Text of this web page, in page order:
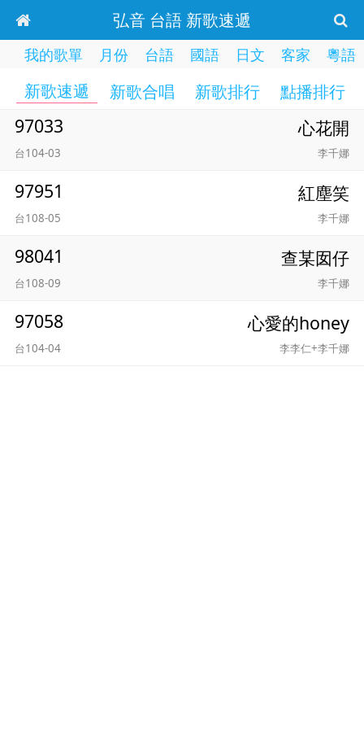
弘音 台語 新歌速遞
我的歌單 月份 台語 國語 日文 客家 粵語
新歌速遞 新歌合唱 新歌排行 點播排行
97033 心花開
台104-03 李千娜
97951 紅塵笑
台108-05 李千娜
98041 查某囡仔
台108-09 李千娜
97058 心愛的honey
台104-04 李李仁+李千娜